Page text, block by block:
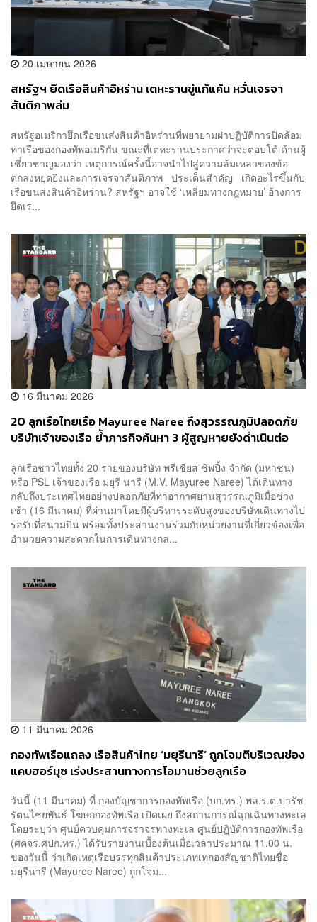
20 เมษายน 2026
สหรัฐฯ ยึดเรือสินค้าอิหร่าน เตหะรานขู่แก้แค้น หวั่นเจรจา
สันติภาพล่ม
สหรัฐอเมริกายึดเรือขนส่งสินค้าอิหร่านที่พยายามฝ่าปฏิบัติการปิดล้อม
ท่าเรือของกองทัพอเมริกัน ขณะที่เตหะรานประกาศว่าจะตอบโต้ ด้านผู้
เชี่ยวชาญมองว่า เหตุการณ์ครั้งนี้อาจนำไปสู่ความล้มเหลวของข้อ
ตกลงหยุดยิงและการเจรจาสันติภาพ ประเด็นสำคัญ เกิดอะไรขึ้นกับ
เรือขนส่งสินค้าอิหร่าน? สหรัฐฯ อาจใช้ ‘เหลี่ยมทางกฎหมาย’ อ้างการ
ยึดเร...
16 มีนาคม 2026
20 ลูกเรือไทยเรือ Mayuree Naree ถึงสุวรรณภูมิปลอดภัย
บริษัทเจ้าของเรือ ย้ำภารกิจค้นหา 3 ผู้สูญหายยังดำเนินต่อ
ลูกเรือชาวไทยทั้ง 20 รายของบริษัท พรีเชียส ชิพปิ้ง จำกัด (มหาชน)
หรือ PSL เจ้าของเรือ มยุรี นารี (M.V. Mayuree Naree) ได้เดินทาง
กลับถึงประเทศไทยอย่างปลอดภัยที่ท่าอากาศยานสุวรรณภูมิเมื่อช่วง
เช้า (16 มีนาคม) ที่ผ่านมาโดยมีผู้บริหารระดับสูงของบริษัทเดินทางไป
รอรับที่สนามบิน พร้อมทั้งประสานงานร่วมกับหน่วยงานที่เกี่ยวข้องเพื่อ
อำนวยความสะดวกในการเดินทางกล...
11 มีนาคม 2026
กองทัพเรือแถลง เรือสินค้าไทย ‘มยุรีนารี’ ถูกโจมตีบริเวณช่อง
แคบฮอร์มุซ เร่งประสานทางการโอมานช่วยลูกเรือ
วันนี้ (11 มีนาคม) ที่ กองบัญชาการกองทัพเรือ (บก.ทร.) พล.ร.ต.ปารัช
รัตนไชยพันธ์ โฆษกกองทัพเรือ เปิดเผย ถึงสถานการณ์ฉุกเฉินทางทะเล
โดยระบุว่า ศูนย์ควบคุมการจราจรทางทะเล ศูนย์ปฏิบัติการกองทัพเรือ
(ศคจร.ศปก.ทร.) ได้รับรายงานเบื้องต้นเมื่อเวลาประมาณ 11.00 น.
ของวันนี้ ว่าเกิดเหตุเรือบรรทุกสินค้าประเภทเทกองสัญชาติไทยชื่อ
มยุรีนารี (Mayuree Naree) ถูกโจม...